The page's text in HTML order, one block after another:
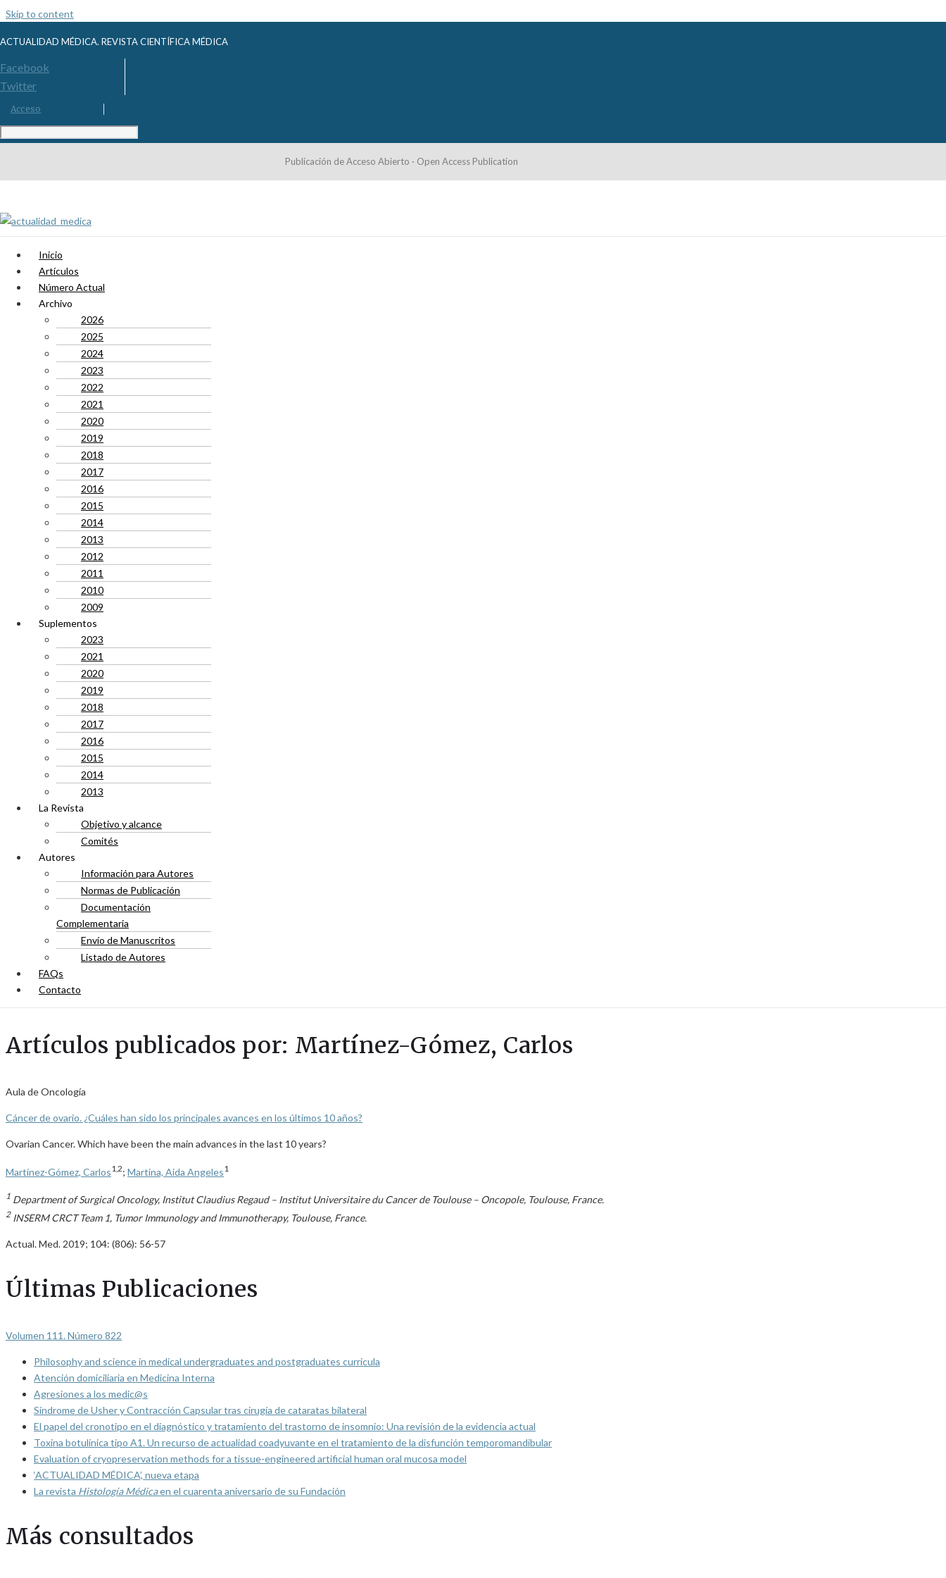
Skip to content
ACTUALIDAD MÉDICA. REVISTA CIENTÍFICA MÉDICA
Facebook
Twitter
Acceso
Publicación de Acceso Abierto · Open Access Publication
Inicio
Artículos
Número Actual
Archivo
2026
2025
2024
2023
2022
2021
2020
2019
2018
2017
2016
2015
2014
2013
2012
2011
2010
2009
Suplementos
2023
2021
2020
2019
2018
2017
2016
2015
2014
2013
La Revista
Objetivo y alcance
Comités
Autores
Información para Autores
Normas de Publicación
Documentación
Complementaria
Envío de Manuscritos
Listado de Autores
FAQs
Contacto
Artículos publicados por: Martínez-Gómez, Carlos
Aula de Oncología
Cáncer de ovario. ¿Cuáles han sido los principales avances en los últimos 10 años?
Ovarian Cancer. Which have been the main advances in the last 10 years?
Martínez-Gómez, Carlos1,2; Martina, Aida Angeles1
1 Department of Surgical Oncology, Institut Claudius Regaud – Institut Universitaire du Cancer de Toulouse – Oncopole, Toulouse, France.
2INSERM CRCT Team 1, Tumor Immunology and Immunotherapy, Toulouse, France.
Actual. Med. 2019; 104: (806): 56-57
Últimas Publicaciones
Volumen 111. Número 822
Philosophy and science in medical undergraduates and postgraduates curricula
Atención domiciliaria en Medicina Interna
Agresiones a los medic@s
Síndrome de Usher y Contracción Capsular tras cirugía de cataratas bilateral
El papel del cronotipo en el diagnóstico y tratamiento del trastorno de insomnio: Una revisión de la evidencia actual
Toxina botulínica tipo A1. Un recurso de actualidad coadyuvante en el tratamiento de la disfunción temporomandibular
Evaluation of cryopreservation methods for a tissue-engineered artificial human oral mucosa model
‘ACTUALIDAD MÉDICA’, nueva etapa
La revista Histología Médicaen el cuarenta aniversario de su Fundación
Más consultados